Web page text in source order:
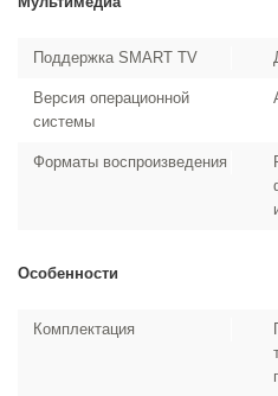
Поддержка SMART TV
Версия операционной
системы
Форматы воспроизведения
Особенности
Комплектация